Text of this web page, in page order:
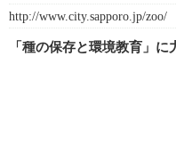
http://www.city.sapporo.jp/zoo/
「種の保存と環境教育」に